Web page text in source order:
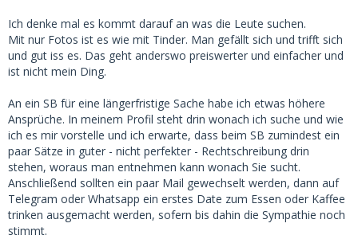
Ich denke mal es kommt darauf an was die Leute suchen.
Mit nur Fotos ist es wie mit Tinder. Man gefällt sich und trifft sich
und gut iss es. Das geht anderswo preiswerter und einfacher und
ist nicht mein Ding.
An ein SB für eine längerfristige Sache habe ich etwas höhere
Ansprüche. In meinem Profil steht drin wonach ich suche und wie
ich es mir vorstelle und ich erwarte, dass beim SB zumindest ein
paar Sätze in guter - nicht perfekter - Rechtschreibung drin
stehen, woraus man entnehmen kann wonach Sie sucht.
Anschließend sollten ein paar Mail gewechselt werden, dann auf
Telegram oder Whatsapp ein erstes Date zum Essen oder Kaffee
trinken ausgemacht werden, sofern bis dahin die Sympathie noch
stimmt.